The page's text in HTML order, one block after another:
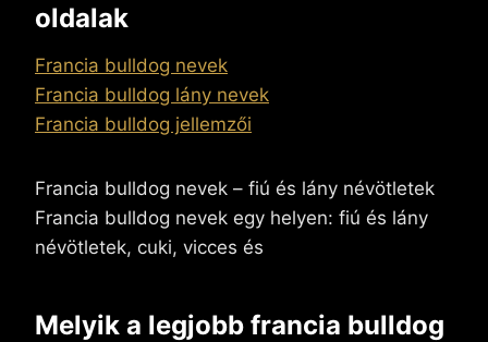
oldalak
Francia bulldog nevek
Francia bulldog lány nevek
Francia bulldog jellemzői
Francia bulldog nevek – fiú és lány névötletek
Francia bulldog nevek egy helyen: fiú és lány
névötletek, cuki, vicces és
Melyik a legjobb francia bulldog